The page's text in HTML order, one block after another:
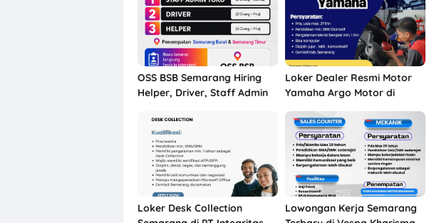
OSS BSB Semarang Hiring
Helper, Driver, Staff Admin
Toko
Loker Dealer Resmi Motor
Yamaha Argo Motor di
Loker Desk Collection
Lowongan Kerja Semarang